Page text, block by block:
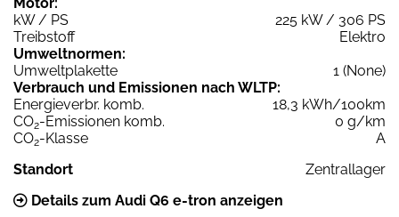
kW / PS
225 kW / 306 PS
Treibstoff
Elektro
Umweltnormen:
Umweltplakette
1 (None)
Verbrauch und Emissionen nach WLTP:
Energieverbr. komb.
18,3 kWh/100km
CO2-Emissionen komb.
0 g/km
CO2-Klasse
A
Standort
Zentrallager
Details zum Audi Q6 e-tron anzeigen